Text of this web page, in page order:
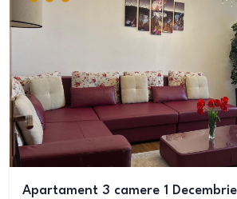
Apartament 3 camere 1 Decembrie